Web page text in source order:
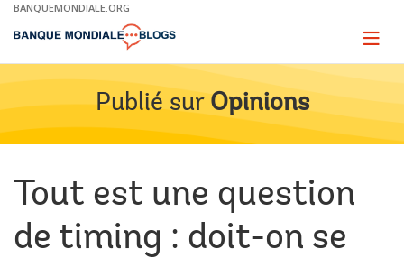
Skip
Main
BANQUEMONDIALE.ORG
Page
Publié sur Opinions
Tout est une question
de timing : doit-on se